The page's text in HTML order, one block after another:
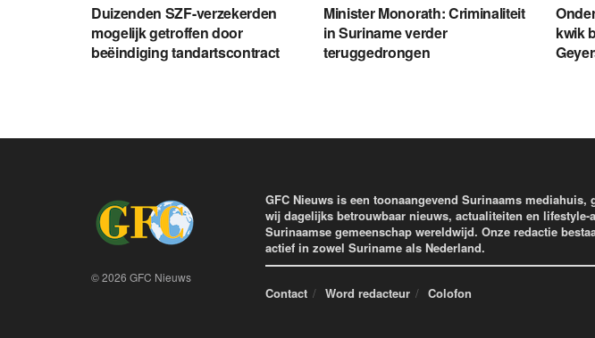
Duizenden SZF-verzekerden
mogelijk getroffen door
beëindiging tandartscontract
Minister Monorath: Criminaliteit
in Suriname verder
teruggedrongen
kwik
© 2026 GFC Nieuws
GFC Nieuws is een toonaangevend Surinaams
wij dagelijks betrouwbaar nieuws, actualiteiten en
Surinaamse gemeenschap wereldwijd. Onze redactie
actief in zowel Suriname als Nederland.
Contact Word redacteur Colofon